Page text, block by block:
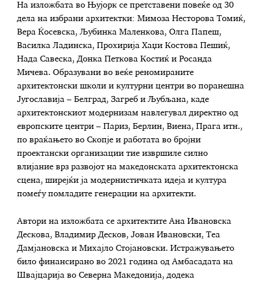
На изложбата во Њујорк се претставени повеќе од 30
дела на избрани архитектки: Мимоза Несторова Томиќ,
Вера Ќосевска, Љубинка Маленкова, Олга Папеш,
Василка Ладинска, Прохирија Хаџи Костова Пешиќ,
Нада Савеска, Донка Петкова Костиќ и Росанда
Мичева. Образувани во веќе реномираните
архитектонски школи и културни центри во поранешна
Југославија – Белград, Загреб и Љубљана, каде
архитектонскиот модернизам навлегувал директно од
европските центри – Париз, Берлин, Виена, Прага итн.,
по враќањето во Скопје и работата во бројни
проектански организации тие извршиле силно
влијание врз развојот на македонската архитектонска
сцена, ширејќи ја модернистичката идеја и култура
помеѓу помладите генерации на архитекти.
Автори на изложбата се архитектите Ана Ивановска
Дескова, Владимир Десков, Јован Ивановски, Теа
Дамјановска и Михајло Стојановски. Истражувањето
било финансирано во 2021 година од Амбасадата на
Швајцарија во Северна Македонија, додека